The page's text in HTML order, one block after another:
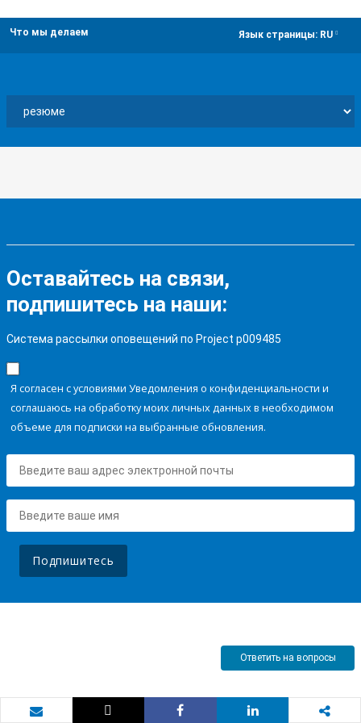
Что мы делаем Язык страницы: RU
Оставайтесь на связи,
подпишитесь на наши:
Система рассылки оповещений по Project p009485
Я согласен с условиями Уведомления о конфиденциальности и
соглашаюсь на обработку моих личных данных в необходимом
объеме для подписки на выбранные обновления.
Подпишитесь
Ответить на вопросы